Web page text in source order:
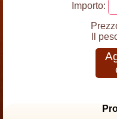
Importo:
Il